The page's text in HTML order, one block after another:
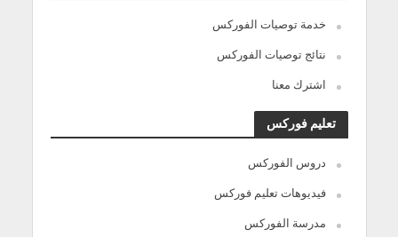
خدمة توصيات الفوركس
نتائج توصيات الفوركس
اشترك معنا
تعليم فوركس
دروس الفوركس
فيديوهات تعليم فوركس
مدرسة الفوركس